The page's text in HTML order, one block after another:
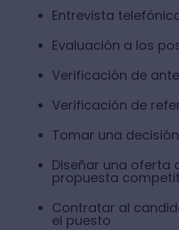
Entrevista
Evaluación a los
Verificación de
Verificación de
Tomar una decisión
Diseñar una oferta
propuesta
Contratar al
el puesto